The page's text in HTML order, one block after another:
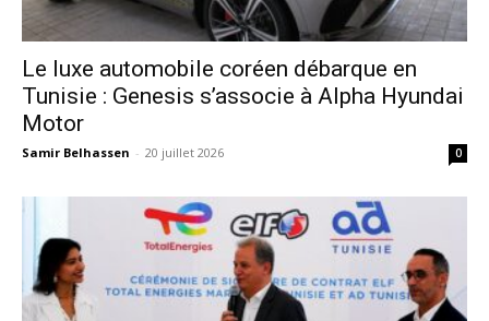
Le luxe automobile coréen débarque en
Tunisie : Genesis s’associe à Alpha Hyundai
Motor
Samir Belhassen - 20 juillet 2026 0